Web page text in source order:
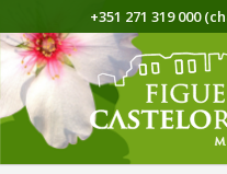
+351 271 319 000